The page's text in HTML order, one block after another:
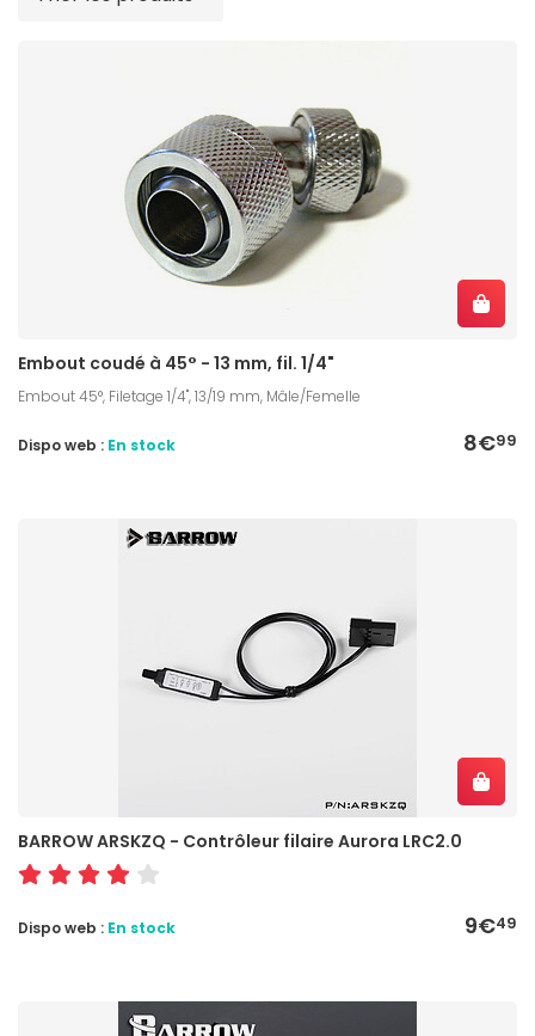
Embout coudé à 45° - 13 mm, fil. 1/4"
Embout 45°, Filetage 1/4", 13/19 mm, Mâle/Femelle
8€99
Dispo web : En stock
BARROW ARSKZQ - Contrôleur filaire Aurora LRC2.0
9€49
Dispo web : En stock